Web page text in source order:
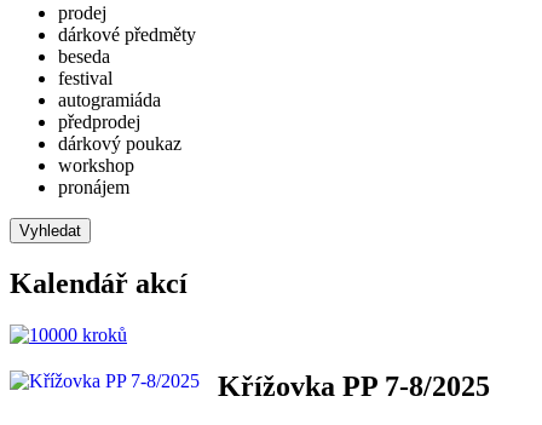
prodej
dárkové předměty
beseda
festival
autogramiáda
předprodej
dárkový poukaz
workshop
pronájem
Vyhledat
Kalendář akcí
Křížovka PP 7-8/2025